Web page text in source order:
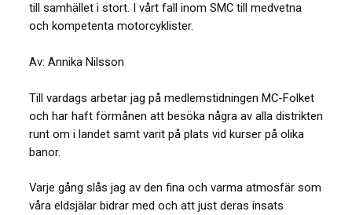
till samhället i stort. I vårt fall inom SMC till medvetna
och kompetenta motorcyklister.
Av: Annika Nilsson
Till vardags arbetar jag på medlemstidningen MC-Folket
och har haft förmånen att besöka några av alla distrikten
runt om i landet samt varit på plats vid kurser på olika
banor.
Varje gång slås jag av den fina och varma atmosfär som
våra eldsjälar bidrar med och att just deras insats